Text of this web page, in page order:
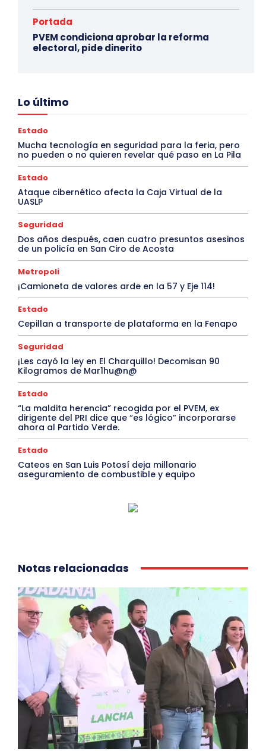
Portada
PVEM condiciona aprobar la reforma
electoral, pide dinerito
Lo último
Estado
Mucha tecnología en seguridad para la feria, pero
no pueden o no quieren revelar qué paso en La Pila
Estado
Ataque cibernético afecta la Caja Virtual de la
UASLP
Seguridad
Dos años después, caen cuatro presuntos asesinos
de un policía en San Ciro de Acosta
Metropoli
¡Camioneta de valores arde en la 57 y Eje 114!
Estado
Cepillan a transporte de plataforma en la Fenapo
Seguridad
¡Les cayó la ley en El Charquillo! Decomisan 90
Kilogramos de Mar1hu@n@
Estado
“La maldita herencia” recogida por el PVEM, ex
dirigente del PRI dice que “es lógico” incorporarse
ahora al Partido Verde.
Estado
Cateos en San Luis Potosí deja millonario
aseguramiento de combustible y equipo
Notas relacionadas